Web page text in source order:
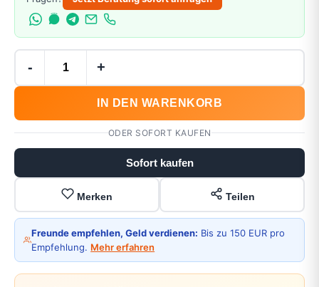
- +
IN DEN WARENKORB
ODER SOFORT KAUFEN
Sofort kaufen
Merken Teilen
Freunde empfehlen, Geld verdienen: Bis zu 150 EUR pro
Empfehlung. Mehr erfahren